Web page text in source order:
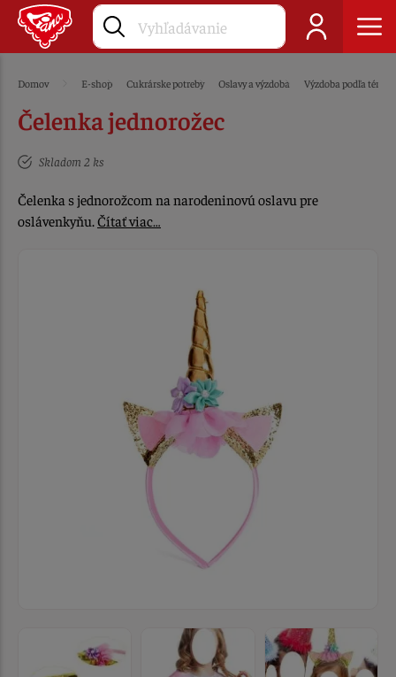
Domov E-shop Cukrárske potreby Oslavy a výzdoba Výzdoba podľa témy
Čelenka jednorožec
Skladom 2 ks
Čelenka s jednorožcom na narodeninovú oslavu pre
oslávenkyňu.Čítať viac…